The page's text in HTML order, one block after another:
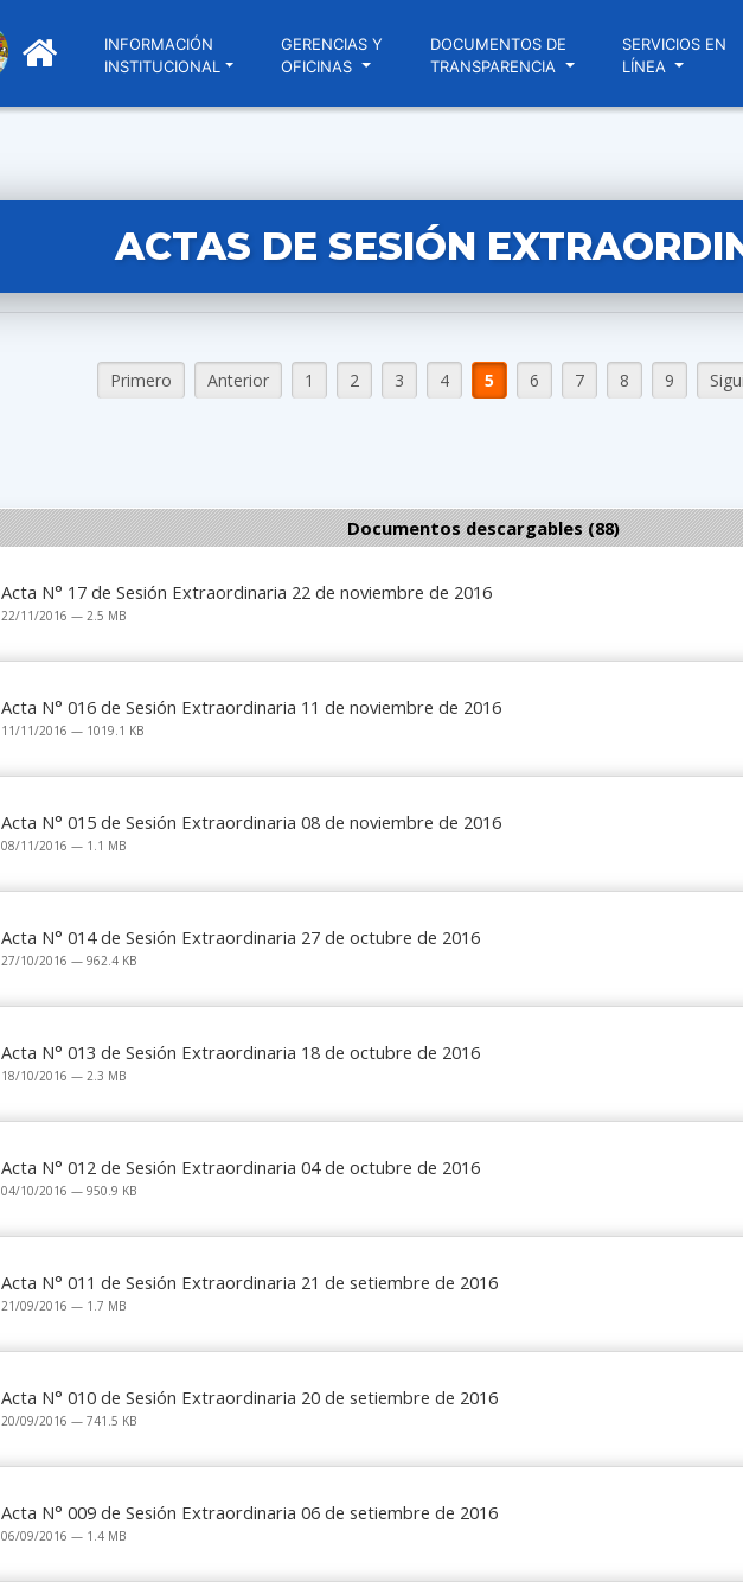
INFORMACIÓN
INSTITUCIONAL
GERENCIAS Y
OFICINAS
DOCUMENTOS DE
TRANSPARENCIA
SERVICIOS EN
LÍNEA
ACTAS DE SESIÓN
Primero Anterior 1 2 3 4 5 6 7 8 9
Documentos descargables (88)
Acta N° 17 de Sesión Extraordinaria 22 de noviembre de 2016
22/11/2016 — 2.5 MB
Acta N° 016 de Sesión Extraordinaria 11 de noviembre de 2016
11/11/2016 — 1019.1 KB
Acta N° 015 de Sesión Extraordinaria 08 de noviembre de 2016
08/11/2016 — 1.1 MB
Acta N° 014 de Sesión Extraordinaria 27 de octubre de 2016
27/10/2016 — 962.4 KB
Acta N° 013 de Sesión Extraordinaria 18 de octubre de 2016
18/10/2016 — 2.3 MB
Acta N° 012 de Sesión Extraordinaria 04 de octubre de 2016
04/10/2016 — 950.9 KB
Acta N° 011 de Sesión Extraordinaria 21 de setiembre de 2016
21/09/2016 — 1.7 MB
Acta N° 010 de Sesión Extraordinaria 20 de setiembre de 2016
20/09/2016 — 741.5 KB
Acta N° 009 de Sesión Extraordinaria 06 de setiembre de 2016
06/09/2016 — 1.4 MB